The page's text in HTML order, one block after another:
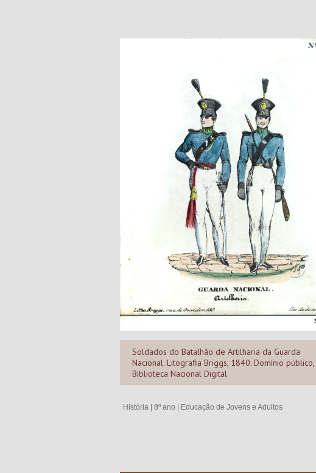
Soldados do Batalhão de Artilharia da Guarda
Nacional. Litografia Briggs, 1840. Domínio público,
Biblioteca Nacional Digital
História 8º ano Educação de Jovens e Adultos